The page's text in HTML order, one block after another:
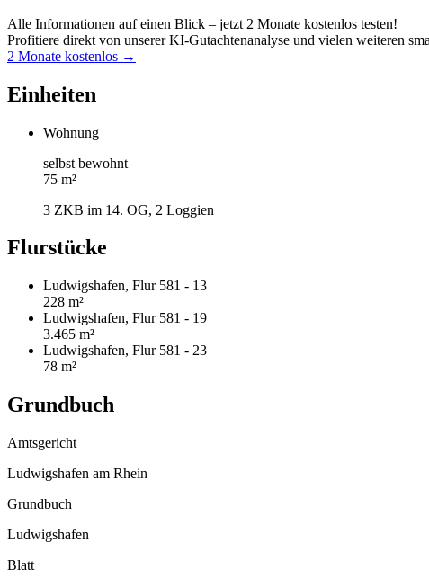
Alle Informationen auf einen Blick – jetzt 2 Monate kostenlos testen!
Profitiere direkt von unserer KI-Gutachtenanalyse und vielen weiteren
2 Monate kostenlos →
Einheiten
Wohnung
selbst bewohnt
75 m²
3 ZKB im 14. OG, 2 Loggien
Flurstücke
Ludwigshafen, Flur 581 - 13
228 m²
Ludwigshafen, Flur 581 - 19
3.465 m²
Ludwigshafen, Flur 581 - 23
78 m²
Grundbuch
Amtsgericht
Ludwigshafen am Rhein
Grundbuch
Ludwigshafen
Blatt